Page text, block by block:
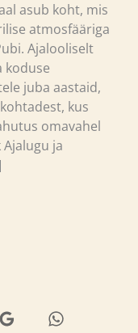
asub koht, mis
atmosfääriga
Ajalooliselt
koduse
juba aastaid,
kus
omavahel
ja